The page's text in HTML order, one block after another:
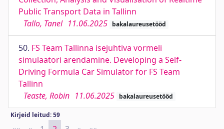
Public Transport Data in Tallinn
Tallo, Tanel 11.06.2025 bakalaureusetööd
50. FS Team Tallinna isejuhtiva vormeli
simulaatori arendamine. Developing a Self-
Driving Formula Car Simulator for FS Team
Tallinn
Teaste, Robin 11.06.2025 bakalaureusetööd
Kirjeid leitud: 59